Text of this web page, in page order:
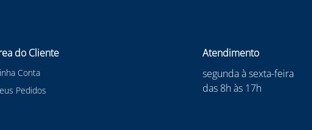
do Cliente
Conta
Pedidos
Atendimento
segunda à sexta-feira
das 8h às 17h